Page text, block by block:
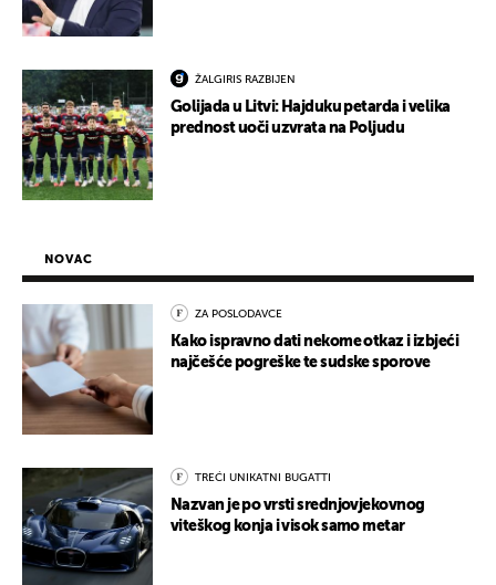
ŽALGIRIS RAZBIJEN
Golijada u Litvi: Hajduku petarda i velika
prednost uoči uzvrata na Poljudu
NOVAC
ZA POSLODAVCE
Kako ispravno dati nekome otkaz i izbjeći
najčešće pogreške te sudske sporove
TREĆI UNIKATNI BUGATTI
Nazvan je po vrsti srednjovjekovnog
viteškog konja i visok samo metar